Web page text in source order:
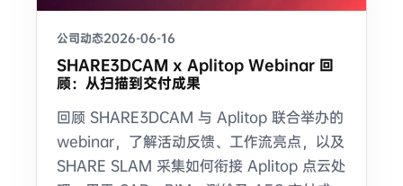
公司动态2026-06-16
SHARE3DCAM x Aplitop Webinar 回
顾：从扫描到交付成果
回顾 SHARE3DCAM 与 Aplitop 联合举办的
webinar，了解活动反馈、工作流亮点，以及
SHARE SLAM 采集如何衔接 Aplitop 点云处